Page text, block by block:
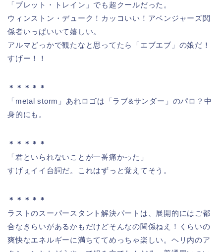
「ブレット・トレイン」でも超クールだった。
ウィンストン・デューク！カッコいい！アベンジャーズ関
係者いっぱいいて嬉しい。
アルマどっかで観たなと思ってたら「エブエブ」の娘だ！
すげー！！
＊＊＊＊＊
「metal storm」あれロゴは「ラブ&サンダー」のパロ？中
身的にも。
＊＊＊＊＊
「君といられないことが一番痛かった」
すげぇイイ台詞だ。これはずっと覚えてそう。
＊＊＊＊＊
ラストのスーパースタント解決パートは、展開的にはご都
合なきらいがあるかもだけどそんなの関係ねえ！くらいの
爽快なエネルギーに満ちててめっちゃ楽しい。ヘリ内のア